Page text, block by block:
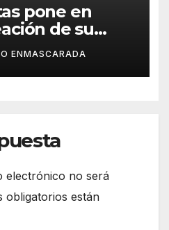
pone en
de su
el Carnaval
ENMASCARADA
electrónico no será
obligatorios están